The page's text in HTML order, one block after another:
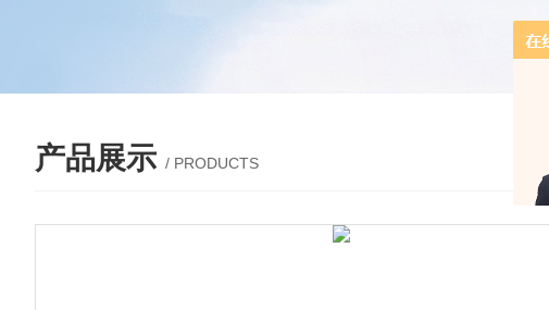
产品展示 / PRODUCTS